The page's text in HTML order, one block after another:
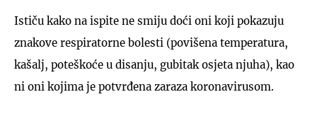
Ističu kako na ispite ne smiju doći oni koji pokazuju
znakove respiratorne bolesti (povišena temperatura,
kašalj, poteškoće u disanju, gubitak osjeta njuha), kao
ni oni kojima je potvrđena zaraza koronavirusom.